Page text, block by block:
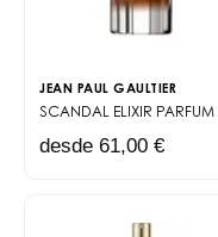
JEAN PAUL GAULTIER
SCANDAL ELIXIR PARFUM
desde 61,00 €